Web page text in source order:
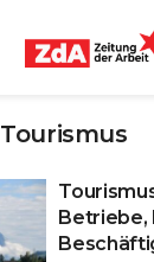
Tourismus
Betriebe,